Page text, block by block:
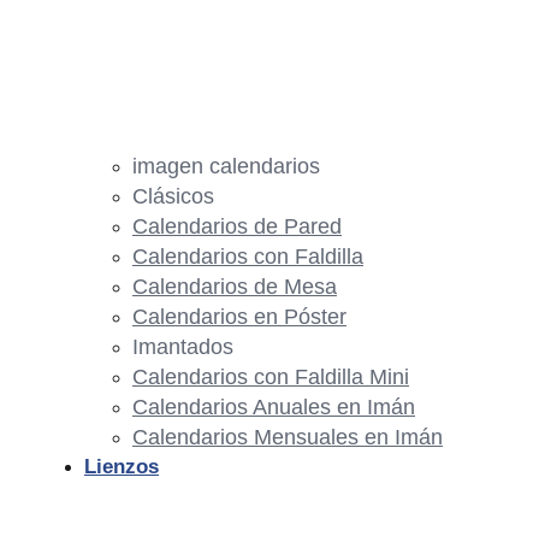
imagen calendarios
Clásicos
Calendarios de Pared
Calendarios con Faldilla
Calendarios de Mesa
Calendarios en Póster
Imantados
Calendarios con Faldilla Mini
Calendarios Anuales en Imán
Calendarios Mensuales en Imán
Lienzos